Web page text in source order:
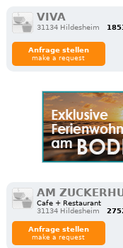
VIVA
31134 Hildesheim
Anfrage stellen
make a request
AM
Cafe + Restaurant
31134 Hildesheim
Anfrage stellen
make a request